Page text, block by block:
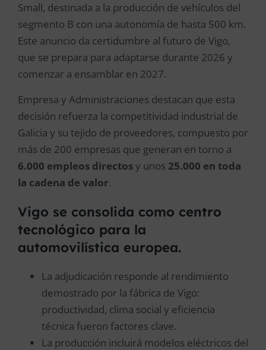
Small, destinada a la producción de vehículos del
segmento B con una autonomía de hasta 500 km.
Este anuncio da certidumbre al futuro de Vigo,
que se prepara para adaptarse durante 2026 y
comenzar a ensamblar en 2027.
Empresa y Administraciones destacan que esta
decisión refuerza la competitividad industrial de
Galicia y su tejido de proveedores, compuesto por
más de 200 empresas que generan en torno a
6.000 empleos directosy unos 25.000 en toda
la cadena de valor.
Vigo se consolida como centro
tecnológico para la
automovilística europea.
La adjudicación responde al rendimiento
demostrado por la fábrica de Vigo:
productividad, clima social y eficiencia
técnica fueron factores clave.
La producción incluirá modelos eléctricos del